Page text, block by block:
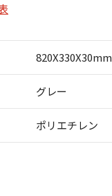
820X330X30mm
グレー
ポリエチレン